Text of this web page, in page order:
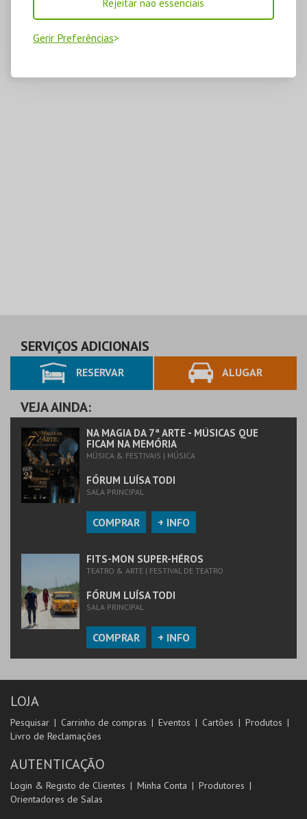
Rejeitar não essenciais
Gerir Preferências
SERVIÇOS ADICIONAIS
RESERVAR ALUGAR
VEJA AINDA:
NA MAGIA DA 7ª ARTE - MÚSICAS QUE
FICAM NA MEMÓRIA
MÚSICA & FESTIVAIS | MÚSICA
FÓRUM LUÍSA TODI
SALA PRINCIPAL
COMPRAR + INFO
FITS-MON SUPER-HÉROS
TEATRO & ARTE | FESTIVAL DE TEATRO
FÓRUM LUÍSA TODI
SALA PRINCIPAL
COMPRAR + INFO
LOJA
Pesquisar Carrinho de compras Eventos Cartões
Produtos
Livro de Reclamações
AUTENTICAÇÃO
Login & Registo de Clientes Minha Conta
Produtores
Orientadores de Salas